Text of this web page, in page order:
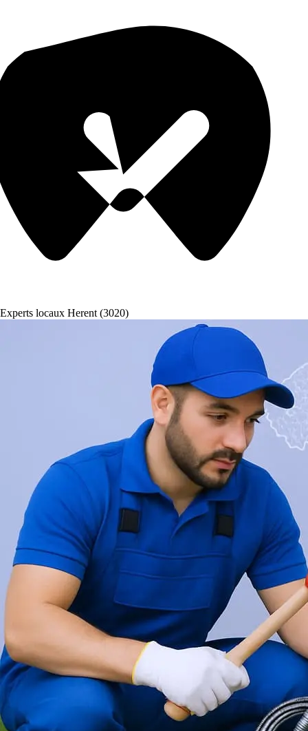
Experts locaux Herent (3020)